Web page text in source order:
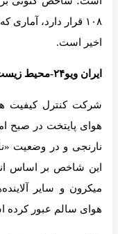
۱۰۸ قرار دارد،
اخیر است.
ایران ویو۲۴-محیط زیست
شرکت کنترل کیفیت
نارنجی و در وضعیت
میکرون و سایر
هوای سالم عبور کرده